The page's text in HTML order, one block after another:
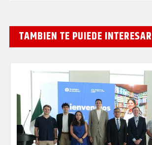
TAMBIEN TE PUIEDE INTERESAR